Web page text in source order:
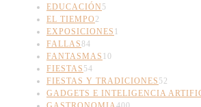
EDUCACIÓN 5
EL TIEMPO 2
EXPOSICIONES 1
FALLAS84
FANTASMAS 10
FIESTAS 54
FIESTAS Y TRADICIONES 52
GADGETS E INTELIGENCIA